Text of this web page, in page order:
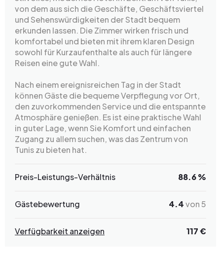
von dem aus sich die Geschäfte, Geschäftsviertel
und Sehenswürdigkeiten der Stadt bequem
erkunden lassen. Die Zimmer wirken frisch und
komfortabel und bieten mit ihrem klaren Design
sowohl für Kurzaufenthalte als auch für längere
Reisen eine gute Wahl.
Nach einem ereignisreichen Tag in der Stadt
können Gäste die bequeme Verpflegung vor Ort,
den zuvorkommenden Service und die entspannte
Atmosphäre genießen. Es ist eine praktische Wahl
in guter Lage, wenn Sie Komfort und einfachen
Zugang zu allem suchen, was das Zentrum von
Tunis zu bieten hat.
Preis-Leistungs-Verhältnis 88.6 %
Gästebewertung 4.4von 5
Verfügbarkeit anzeigen 117 €